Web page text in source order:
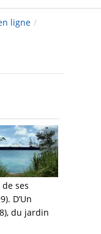
ligne /
ses
D’Un
du jardin